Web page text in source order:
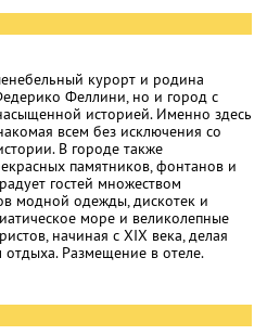
курорт и родина
Феллини, но и город с
историей. Именно здесь
всем без исключения со
В городе также
памятников, фонтанов и
гостей множеством
модной одежды, дискотек и
море и великолепные
начиная с XIX века, делая
Размещение в отеле.